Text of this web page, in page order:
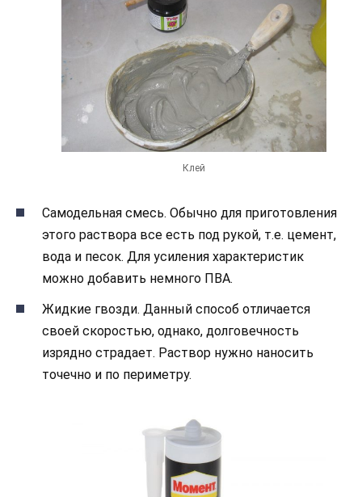
Клей
Самодельная смесь. Обычно для приготовления
этого раствора все есть под рукой, т.е. цемент,
вода и песок. Для усиления характеристик
можно добавить немного ПВА.
Жидкие гвозди. Данный способ отличается
своей скоростью, однако, долговечность
изрядно страдает. Раствор нужно наносить
точечно и по периметру.